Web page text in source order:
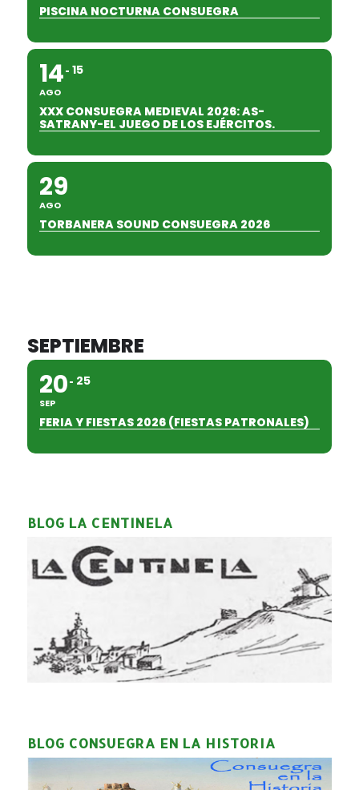
PISCINA NOCTURNA CONSUEGRA
14
AGO
15
XXX CONSUEGRA MEDIEVAL 2026: AS-
SATRANY-EL JUEGO DE LOS EJÉRCITOS.
29
AGO
TORBANERA SOUND CONSUEGRA 2026
SEPTIEMBRE
20
SEP
25
FERIA Y FIESTAS 2026 (FIESTAS PATRONALES)
BLOG LA CENTINELA
BLOG CONSUEGRA EN LA HISTORIA